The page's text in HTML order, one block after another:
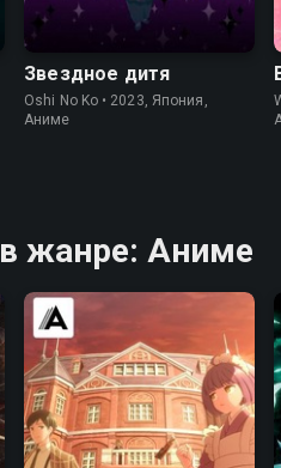
8.5
Звездное дитя
Oshi No Ko • 2023, Япония,
Аниме
жанре: Аниме